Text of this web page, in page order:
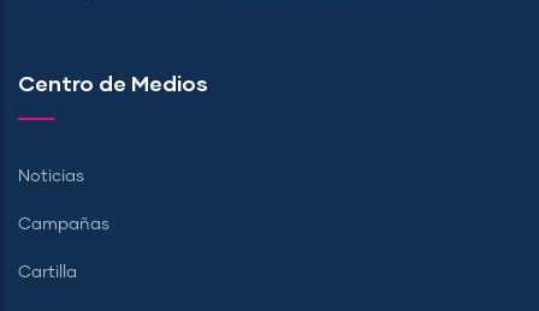
Centro de Medios
Noticias
Campañas
Cartilla